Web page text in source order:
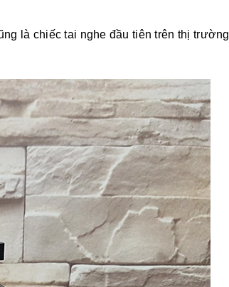
là chiếc tai nghe đầu tiên trên thị trường